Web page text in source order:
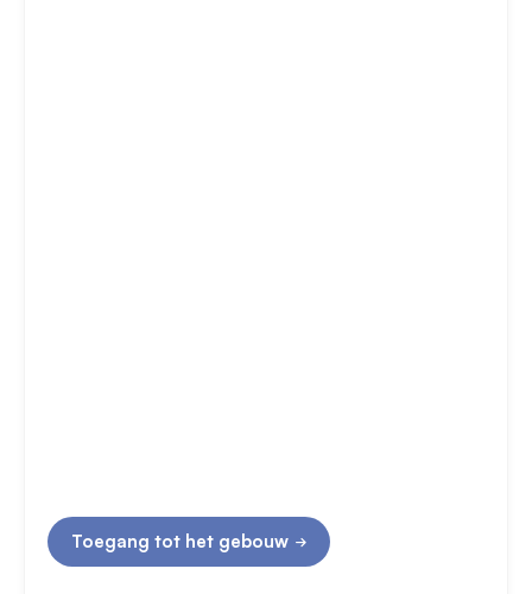
Toegang tot het gebouw